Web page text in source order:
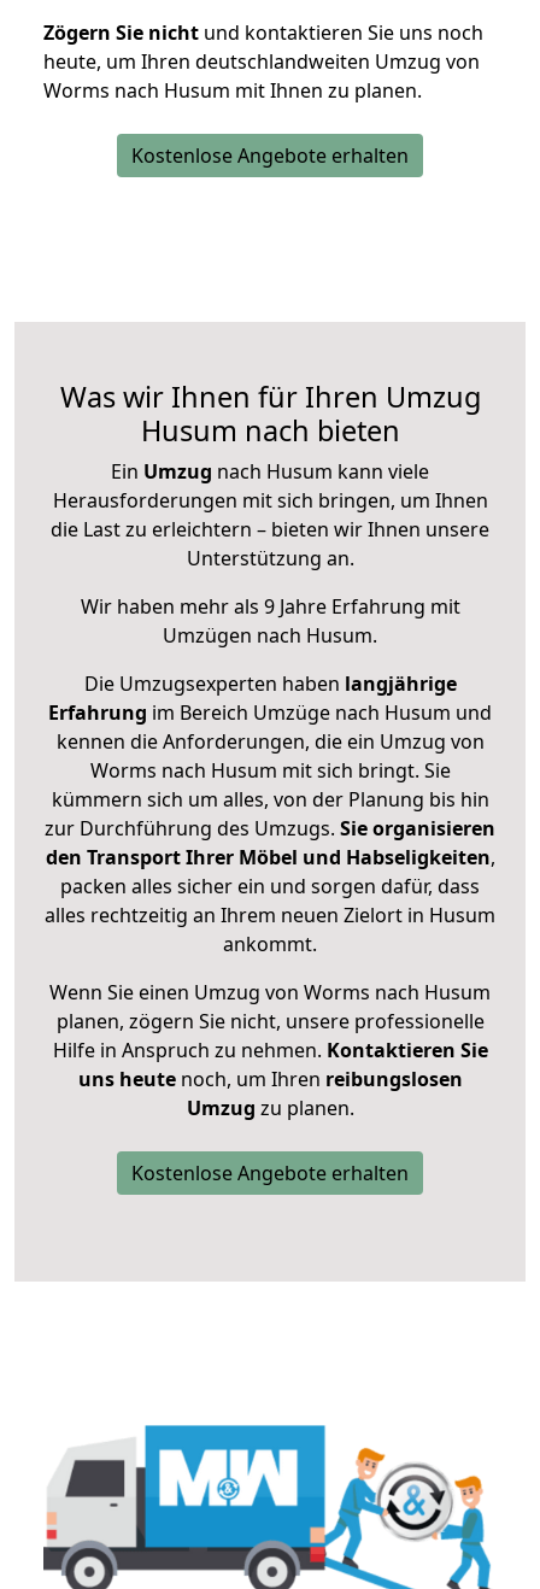
Zögern Sie nicht und kontaktieren Sie uns noch
heute, um Ihren deutschlandweiten Umzug von
Worms nach Husum mit Ihnen zu planen.
Kostenlose Angebote erhalten
Was wir Ihnen für Ihren Umzug
Husum nach bieten
Ein Umzug nach Husum kann viele
Herausforderungen mit sich bringen, um Ihnen
die Last zu erleichtern – bieten wir Ihnen unsere
Unterstützung an.
Wir haben mehr als 9 Jahre Erfahrung mit
Umzügen nach Husum.
Die Umzugsexperten haben langjährige
Erfahrung im Bereich Umzüge nach Husum und
kennen die Anforderungen, die ein Umzug von
Worms nach Husum mit sich bringt. Sie
kümmern sich um alles, von der Planung bis hin
zur Durchführung des Umzugs. Sie organisieren
den Transport Ihrer Möbel und Habseligkeiten,
packen alles sicher ein und sorgen dafür, dass
alles rechtzeitig an Ihrem neuen Zielort in Husum
ankommt.
Wenn Sie einen Umzug von Worms nach Husum
planen, zögern Sie nicht, unsere professionelle
Hilfe in Anspruch zu nehmen. Kontaktieren Sie
uns heutenoch, um Ihren reibungslosen
Umzug zu planen.
Kostenlose Angebote erhalten